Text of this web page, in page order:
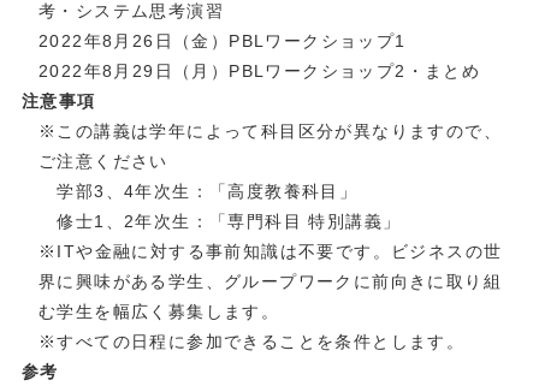
考・システム思考演習
2022年8月26日（金）PBLワークショップ1
2022年8月29日（月）PBLワークショップ2・まとめ
注意事項
※この講義は学年によって科目区分が異なりますので、
ご注意ください
学部3、4年次生：「高度教養科目」
修士1、2年次生：「専門科目 特別講義」
※ITや金融に対する事前知識は不要です。ビジネスの世
界に興味がある学生、グループワークに前向きに取り組
む学生を幅広く募集します。
※すべての日程に参加できることを条件とします。
参考